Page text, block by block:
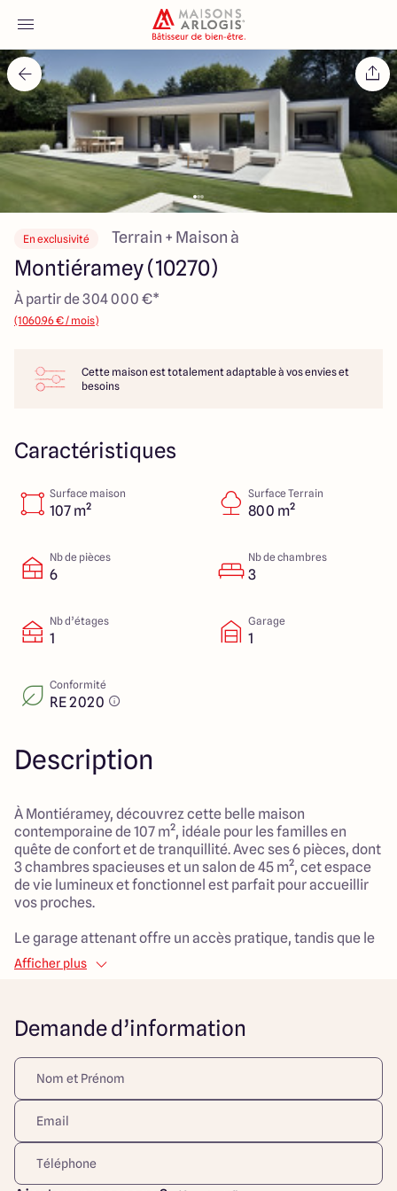
Accueil
Nos maisons
Nos annonces
Votre projet
Qui sommes-nous
Maisons ARLOGIS Aube
4.6 4.8
En exclusivité Terrain + Maison à
Montiéramey (10270)
À partir de 304 000 €*
(1060.96 € / mois)
Cette maison est totalement adaptable à vos envies et
besoins
Caractéristiques
Surface maison
107 m²
Surface Terrain
800 m²
Nb de pièces
6
Nb de chambres
3
Nb d’étages
1
Garage
1
Conformité
RE 2020
Description
À Montiéramey, découvrez cette belle maison
contemporaine de 107 m², idéale pour les familles en
quête de confort et de tranquillité. Avec ses 6 pièces, dont
3 chambres spacieuses et un salon de 45 m², cet espace
de vie lumineux et fonctionnel est parfait pour accueillir
vos proches.
Le garage attenant offre un accès pratique, tandis que le
mode de chauffage par pompe à chaleur assure une
efficacité énergétique tout au long de l'année. La
tout au long de la journée.
Située en pleine campagne, cette maison bénéficie d'une
atmosphère paisible, tout en étant à proximité de divers
espaces verts, de commerces et d'une tranquillité
recherchée. C'est l'endroit parfait pour allier le confort
moderne à un cadre de vie serein. Ne manquez pas cette
opportunité ! Hors frais de notaire / raccordements.
Photos non contractuelles
Afficher plus
Demande d’information